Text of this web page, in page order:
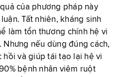
của phương pháp này
luận.Tất nhiên, kháng sinh
làm tổn thương chính hệ vi
nếu dùng đúng cách,
hồi và giúp tái tạo lại hệ vi
bệnh nhân viêm ruột